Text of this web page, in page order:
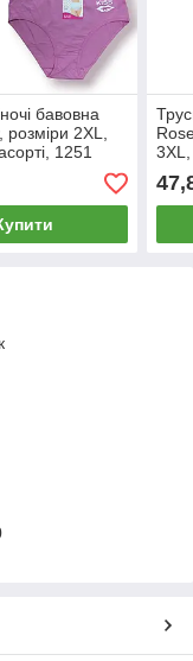
бавовна
розміри 2XL,
1251